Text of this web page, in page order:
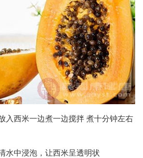
入西米一边煮一边搅拌 煮十分钟左右
水中浸泡，让西米呈透明状